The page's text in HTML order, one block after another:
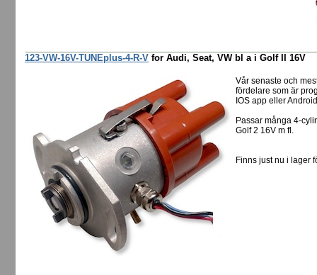
123-VW-16V-TUNEplus-4-R-V for Audi, Seat, VW bl a i Golf II 16V
Vår senaste och
fördelare som är
IOS app eller
Passar många 4-
Golf 2 16V m fl.
Finns just nu i lager